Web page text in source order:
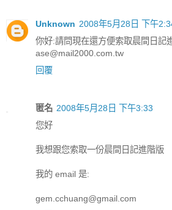
Unknown 2008年5月28日 下午
你好:請問現在還方便索取晨間日記
ase@mail2000.com.tw
回覆
匿名 2008年5月28日 下午3:33
您好
我想跟您索取一份晨間日記進階版
我的 email 是:
gem.cchuang@gmail.com